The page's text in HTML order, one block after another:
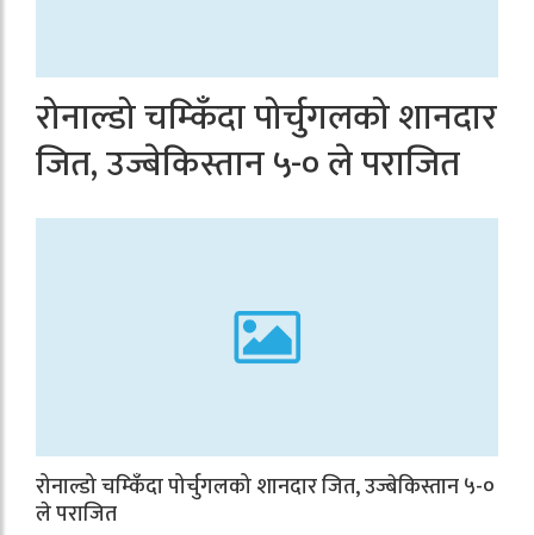
रोनाल्डो चम्किँदा पोर्चुगलको शानदार
जित, उज्बेकिस्तान ५-० ले पराजित
रोनाल्डो चम्किँदा पोर्चुगलको शानदार जित, उज्बेकिस्तान ५-०
ले पराजित